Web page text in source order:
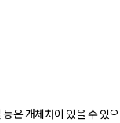
은 개체차이 있을 수 있으